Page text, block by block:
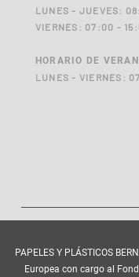
LUNES - JUEVES:
VIERNES: 07:00 -
HORARIO DE
LUNES - VIERNES:
PAPELES Y PLÁSTICOS
Europea con cargo al